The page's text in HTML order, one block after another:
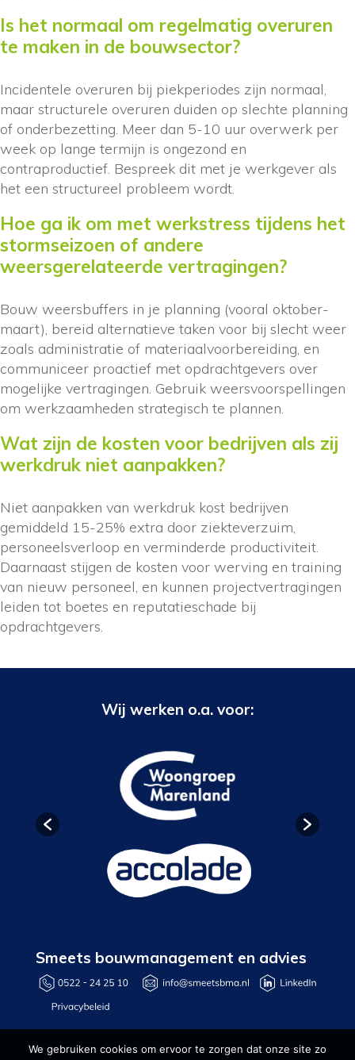
Is het normaal om regelmatig overuren
te maken in de bouwsector?
Incidentele overuren bij piekperiodes zijn normaal,
maar structurele overuren duiden op slechte planning
of onderbezetting. Meer dan 5-10 uur overwerk per
week op lange termijn is ongezond en
contraproductief. Bespreek dit met je werkgever als
het een structureel probleem wordt.
Hoe ga ik om met werkstress tijdens het
stormseizoen of andere
weersgerelateerde vertragingen?
Bouw weersbuffers in je planning (vooral oktober-
maart), bereid alternatieve taken voor bij slecht weer
zoals administratie of materiaalvoorbereiding, en
communiceer proactief met opdrachtgevers over
mogelijke vertragingen. Gebruik weersvoorspellingen
om werkzaamheden strategisch te plannen.
Wat zijn de kosten voor bedrijven als zij
werkdruk niet aanpakken?
Niet aanpakken van werkdruk kost bedrijven
gemiddeld 15-25% extra door ziekteverzuim,
personeelsverloop en verminderde productiviteit.
Daarnaast stijgen de kosten voor werving en training
van nieuw personeel, en kunnen projectvertragingen
leiden tot boetes en reputatieschade bij
opdrachtgevers.
Wij werken o.a. voor:
Smeets bouwmanagement en advies
We gebruiken cookies om ervoor te zorgen dat onze site zo